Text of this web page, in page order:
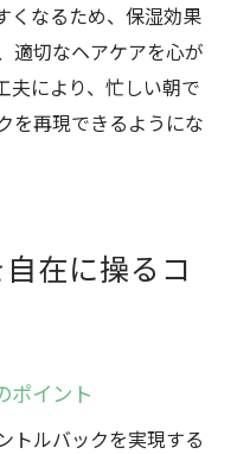
くなるため、保湿効果
適切なヘアケアを心が
夫により、忙しい朝で
を再現できるようにな
在に操るコ
ポイント
トルバックを実現する